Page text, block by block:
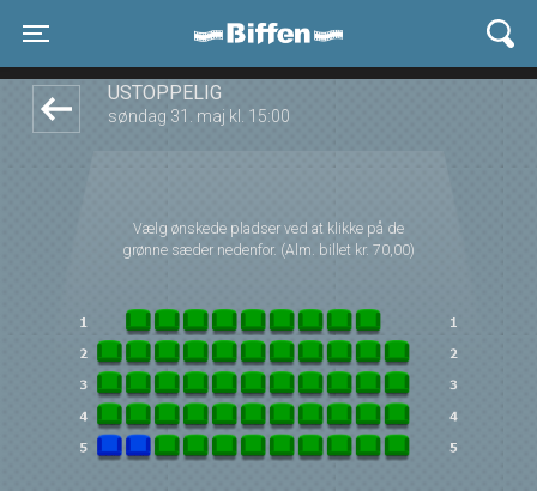
Biffen Odder
USTOPPELIG
søndag 31. maj kl. 15:00
Vælg ønskede pladser ved at klikke på de
grønne sæder nedenfor. (Alm. billet kr. 70,00)
1step-front02 043629